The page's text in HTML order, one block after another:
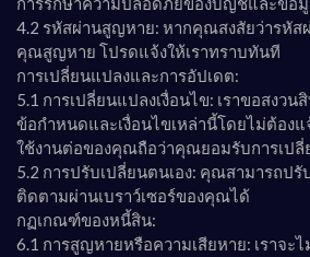
4.2 รหัสผ่านสูญหาย: หากคุณสงสัยว่ารหั
คุณสูญหาย โปรดแจ้งให้เราทราบทันที
การเปลี่ยนแปลงและการอัปเดต:
5.1 การเปลี่ยนแปลงเงื่อนไข: เราขอสงว
ข้อกำหนดและเงื่อนไขเหล่านี้โดยไม่ต้องแ
ใช้งานต่อของคุณถือว่าคุณยอมรับการเปลี่
5.2 การปรับเปลี่ยนตนเอง: คุณสามารถป
ติดตามผ่านเบราว์เซอร์ของคุณได้
กฏเกณฑ์ของหนี้สิน:
6.1 การสูญหายหรือความเสียหาย: เราจ